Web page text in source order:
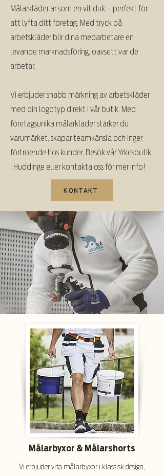
Målarkläder är som en vit duk – perfekt för
att lyfta ditt företag. Med tryck på
arbetskläder blir dina medarbetare en
levande marknadsföring, oavsett var de
arbetar.
Vi erbjuder snabb märkning av arbetskläder
med din logotyp direkt i vår butik. Med
företagsunika målarkläder stärker du
varumärket, skapar teamkänsla och inger
förtroende hos kunder. Besök vår Yrkesbutik
i Huddinge eller kontakta oss för mer info!
KONTAKT
Målarbyxor & Målarshorts
Vi erbjuder vita målarbyxor i klassisk design,